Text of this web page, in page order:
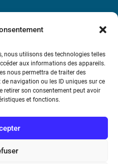
nous utilisons des technologies telles
aux informations des appareils.
nous permettra de traiter des
navigation ou les ID uniques sur ce
retirer son consentement peut avoir
et fonctions.